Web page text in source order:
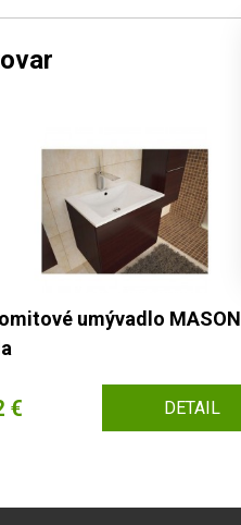
umývadlo MASON
€ DETAIL